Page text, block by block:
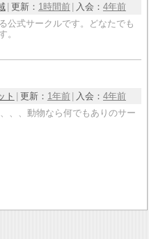
更新： 1時間前 入会： 4年前
公式サークルです。どなたでも
。
ト 更新： 1年前 入会： 4年前
、、動物なら何でもありのサー